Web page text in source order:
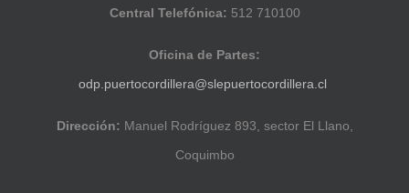
Central Telefónica: 512 710100
Oficina de Partes:
odp.puertocordillera@slepuertocordillera.cl
Dirección: Manuel Rodríguez 893, sector El Llano,
Coquimbo